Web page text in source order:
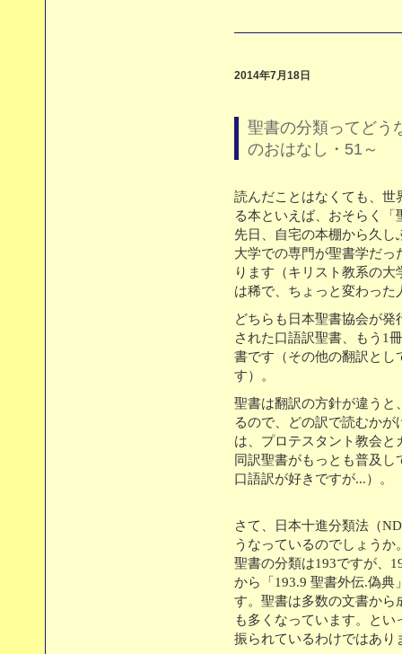
2014年7月18日
聖書の分類ってど
のおはなし・51～
読んだことはなくても、世
る本といえば、おそらく
先日、自宅の本棚から久
大学での専門が聖書学だ
ります（キリスト教系の
は稀で、ちょっと変わった
どちらも日本聖書協会が
された口語訳聖書、もう1
書です（その他の翻訳とし
す）。
聖書は翻訳の方針が違うと
るので、どの訳で読むか
は、プロテスタント教会
同訳聖書がもっとも普及
口語訳が好きですが...）。
さて、日本十進分類法（
うなっているのでしょうか
聖書の分類は193ですが、
から「193.9 聖書外伝.偽典
す。聖書は多数の文書から
も多くなっています。と
振られているわけではあり